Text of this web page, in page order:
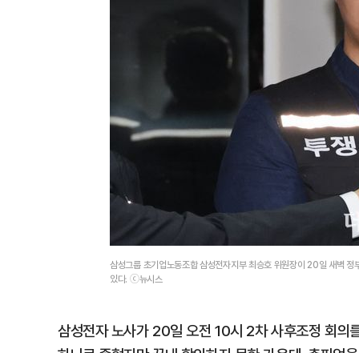
삼성그룹 초기업노동조합 삼성전자지부 최승호 위원장이 20일 새벽
있다. ⓒ뉴시스
삼성전자 노사가 20일 오전 10시 2차 사후조정 회의